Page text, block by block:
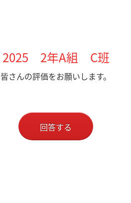
2025 2年A組 C班
皆さんの評価をお願いします。
回答する